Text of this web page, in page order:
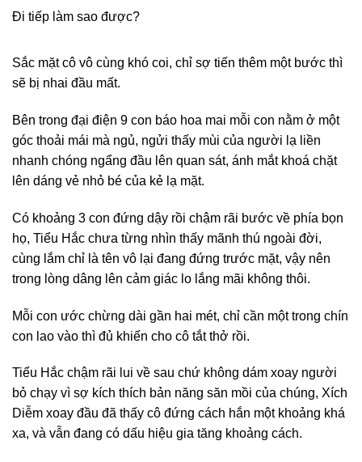
Đi tiếp làm sao được?
Sắc mặt cô vô cùng khó coi, chỉ sợ tiến thêm một bước thì
sẽ bị nhai đầu mất.
Bên trong đại điện 9 con báo hoa mai mỗi con nằm ở một
góc thoải mái mà ngủ, ngửi thấy mùi của người lạ liền
nhanh chóng ngẩng đầu lên quan sát, ánh mắt khoá chặt
lên dáng vẻ nhỏ bé của kẻ lạ mặt.
Có khoảng 3 con đứng dậy rồi chậm rãi bước về phía bọn
họ, Tiểu Hắc chưa từng nhìn thấy mãnh thú ngoài đời,
cùng lắm chỉ là tên vô lại đang đứng trước mặt, vậy nên
trong lòng dâng lên cảm giác lo lắng mãi không thôi.
Mỗi con ước chừng dài gần hai mét, chỉ cần một trong chín
con lao vào thì đủ khiến cho cô tắt thở rồi.
Tiểu Hắc chậm rãi lui về sau chứ không dám xoay người
bỏ chạy vì sợ kích thích bản năng săn mồi của chúng, Xích
Diễm xoay đầu đã thấy cô đứng cách hắn một khoảng khá
xa, và vẫn đang có dấu hiệu gia tăng khoảng cách.